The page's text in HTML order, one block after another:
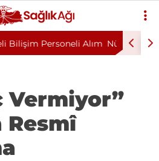
mi, Ameliyat mı? Bel ve Boyun
Doğru Tedavi Seçimi
Vermiyor”
Resmî